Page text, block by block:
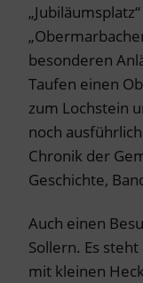
besonderen
Taufen einen
zum Lochstein
noch
Chronik der
Geschichte,
Auch einen
Sollern. Es
mit kleinen